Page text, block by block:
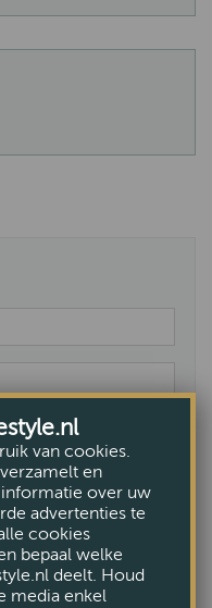
van cookies.
en
over uw
advertenties te
cookies
bepaal welke
deelt. Houd
media enkel